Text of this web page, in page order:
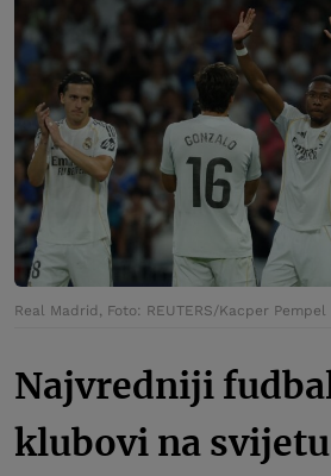
Real Madrid, Foto: REUTERS/Kacper Pempel
Najvredniji
klubovi na